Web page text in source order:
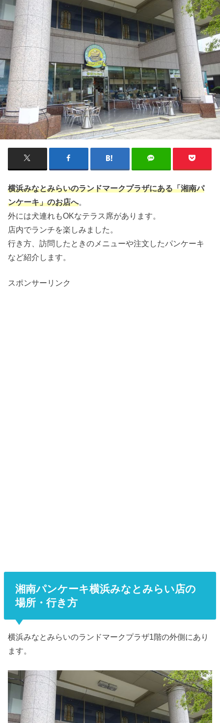
横浜みなとみらいのランドマークプラザにある「湘南パ
ンケーキ」のお店へ。
外には犬連れもOKなテラス席があります。
店内でランチを楽しみました。
行き方、訪問したときのメニューや注文したパンケーキ
など紹介します。
スポンサーリンク
湘南パンケーキ横浜みなとみらい店の
場所・行き方
横浜みなとみらいのランドマークプラザ1階の外側にあり
ます。